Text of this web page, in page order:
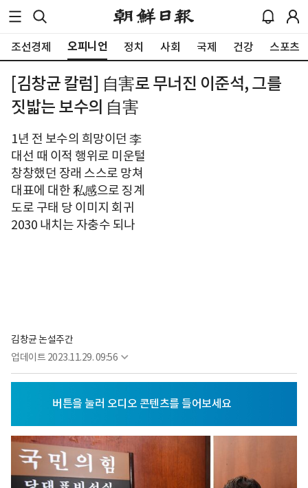
조선경제 오피니언 정치 사회 국제 건강 스포츠
[김창균 칼럼] 自害로 무너진 이준석, 그를
짓밟는 보수의 自害
1년 전 보수의 희망이던 李
대선 때 이적 행위로 미운털
창창했던 장래 스스로 망쳐
대표에 대한 私感으로 징계
도로 구태 당 이미지 회귀
2030 내치는 자충수 되나
김창균 논설주간
업데이트 2023.11.29. 09:56